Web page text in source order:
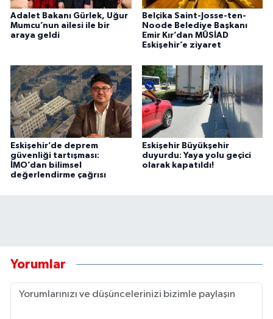
Adalet Bakanı Gürlek, Uğur
Mumcu’nun ailesi ile bir
araya geldi
Belçika Saint-Josse-ten-
Noode Belediye Başkanı
Emir Kır’dan MÜSİAD
Eskişehir’e ziyaret
Eskişehir’de deprem
güvenliği tartışması:
İMO’dan bilimsel
değerlendirme çağrısı
Eskişehir Büyükşehir
duyurdu: Yaya yolu geçici
olarak kapatıldı!
Yorumlar